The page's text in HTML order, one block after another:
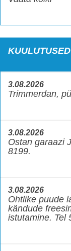
KUULUTUSED
3.08.2026
Trimmerdan,
3.08.2026
Ostan garaazi
8199.
3.08.2026
Ohtlike puude
kändude
istutamine. Tel